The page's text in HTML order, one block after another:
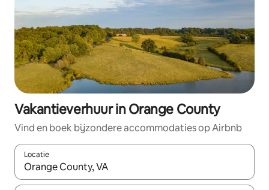
Vakantieverhuur in Orange County
Vind en boek bijzondere accommodaties op Airbnb
Locatie
Wanneer er suggesties beschikbaar zijn, maak je een keuze